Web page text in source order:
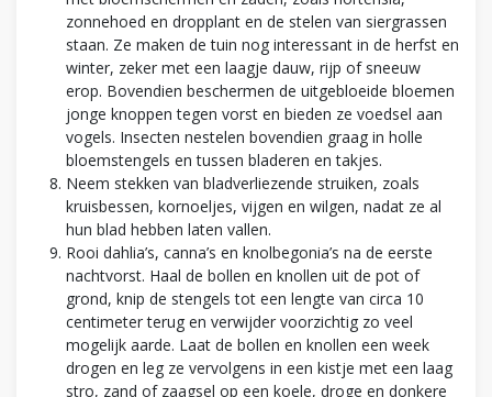
zonnehoed en dropplant en de stelen van siergrassen
staan. Ze maken de tuin nog interessant in de herfst en
winter, zeker met een laagje dauw, rijp of sneeuw
erop. Bovendien beschermen de uitgebloeide bloemen
jonge knoppen tegen vorst en bieden ze voedsel aan
vogels. Insecten nestelen bovendien graag in holle
bloemstengels en tussen bladeren en takjes.
Neem stekken van bladverliezende struiken, zoals
kruisbessen, kornoeljes, vijgen en wilgen, nadat ze al
hun blad hebben laten vallen.
Rooi dahlia’s, canna’s en knolbegonia’s na de eerste
nachtvorst. Haal de bollen en knollen uit de pot of
grond, knip de stengels tot een lengte van circa 10
centimeter terug en verwijder voorzichtig zo veel
mogelijk aarde. Laat de bollen en knollen een week
drogen en leg ze vervolgens in een kistje met een laag
stro, zand of zaagsel op een koele, droge en donkere